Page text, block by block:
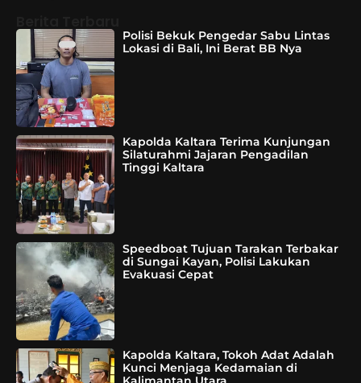
Polisi Bekuk Pengedar Sabu Lintas
Lokasi di Bali, Ini Berat BB Nya
Kapolda Kaltara Terima Kunjungan
Silaturahmi Jajaran Pengadilan
Tinggi Kaltara
Speedboat Tujuan Tarakan Terbakar
di Sungai Kayan, Polisi Lakukan
Evakuasi Cepat
Kapolda Kaltara, Tokoh Adat Adalah
Kunci Menjaga Kedamaian di